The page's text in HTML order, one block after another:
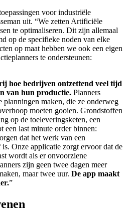
voor industriële
uit. “We zetten Artificiële
te optimaliseren. Dit zijn allemaal
op de specifieke noden van elke
op maat hebben we ook een eigen
te ondersteunen:
hoe bedrijven ontzettend veel tijd
van hun productie. Planners
maken, die ze onderweg
moeten gooien. Grondstoffen
op de toeleveringsketen, een
een last minute order binnen:
dat het werk van een
Onze applicatie zorgt ervoor dat de
wordt als er onvoorziene
zijn geen twee dagen meer
maar twee uur. De app maakt
”